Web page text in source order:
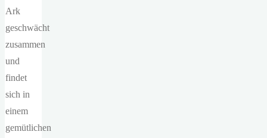
Ark
geschwächt
zusammen
und
findet
sich in
einem
gemütlichen